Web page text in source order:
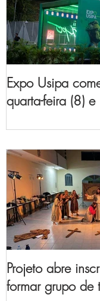
Expo Usipa
quarta-feira (8) e
prestação de
Gerais
Projeto abre
formar grupo de